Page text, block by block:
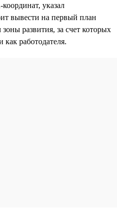
указал
вывести на первый план
развития, за счет которых
работодателя.